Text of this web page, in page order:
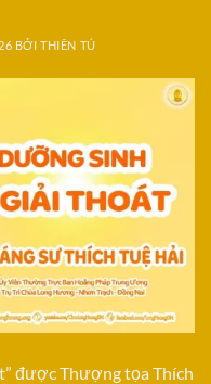
BỞITHIÊN TÚ
được Thượng tọa Thích